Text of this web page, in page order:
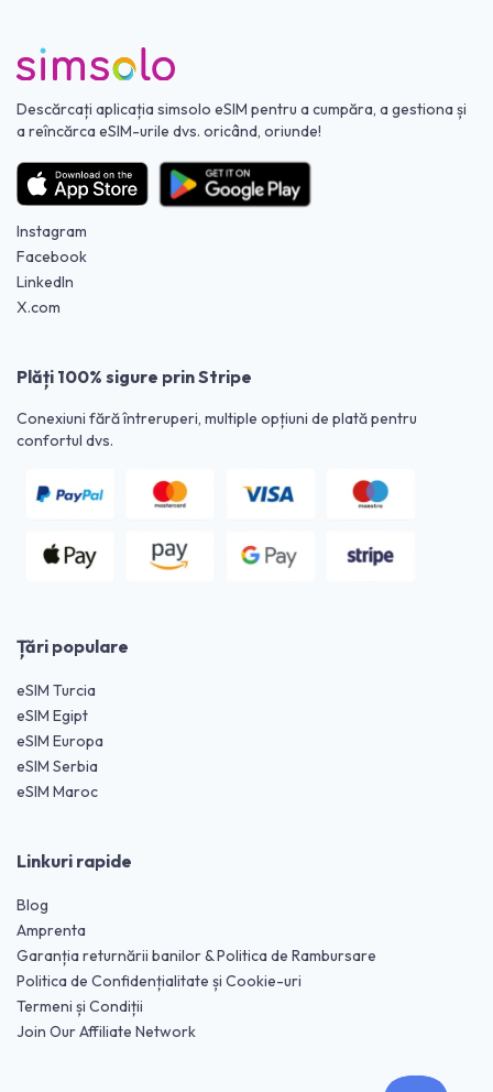
Descărcați aplicația simsolo eSIM pentru a cumpăra, a gestiona și
a reîncărca eSIM-urile dvs. oricând, oriunde!
Instagram
Facebook
LinkedIn
X.com
Plăți 100% sigure prin Stripe
Conexiuni fără întreruperi, multiple opțiuni de plată pentru
confortul dvs.
Țări populare
eSIM Turcia
eSIM Egipt
eSIM Europa
eSIM Serbia
eSIM Maroc
Linkuri rapide
Blog
Amprenta
Garanția returnării banilor & Politica de Rambursare
Politica de Confidențialitate și Cookie-uri
Termeni și Condiții
Join Our Affiliate Network